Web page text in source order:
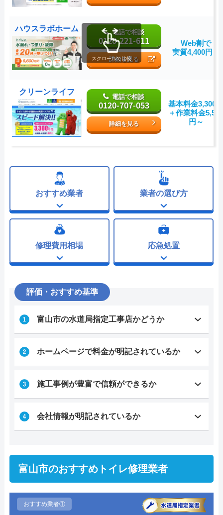
ハウスラボホーム 電話で相談
0120-221-611
詳細を見る
Web割で
実質4,400円～
クリーンライフ
電話で相談
0120-707-053
詳細を見る
基本料金3,300
＋作業料金
円～
スクロールで比較
おすすめ業者 業者の選び方
修理費用相場 応急処置
評価・おすすめ基準
富山市の水道局指定工事店かどうか
ホームページで料金が明記されているか
施工事例が豊富で信頼ができるか
会社情報が明記されているか
富山市のおすすめトイレ修理業者
おすすめ業者①